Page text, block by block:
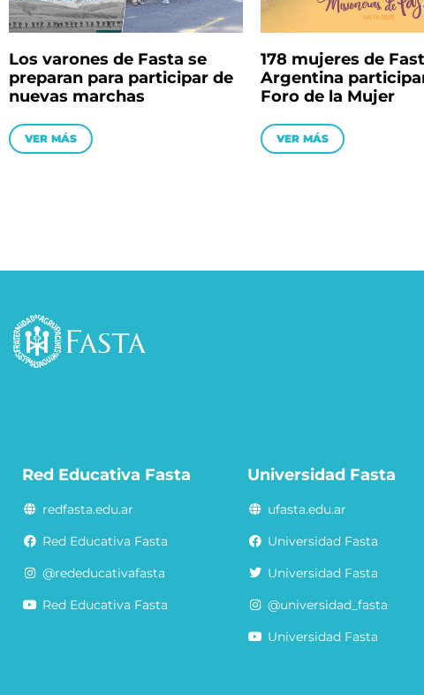
Los varones de Fasta se
preparan para participar de
nuevas marchas
VER MÁS
178 mujeres de
Argentina
Foro de la Mujer
VER MÁS
Red Educativa Fasta
redfasta.edu.ar
Red Educativa Fasta
@rededucativafasta
Red Educativa Fasta
Universidad Fasta
ufasta.edu.ar
Universidad Fasta
Universidad Fasta
@universidad_fasta
Universidad Fasta